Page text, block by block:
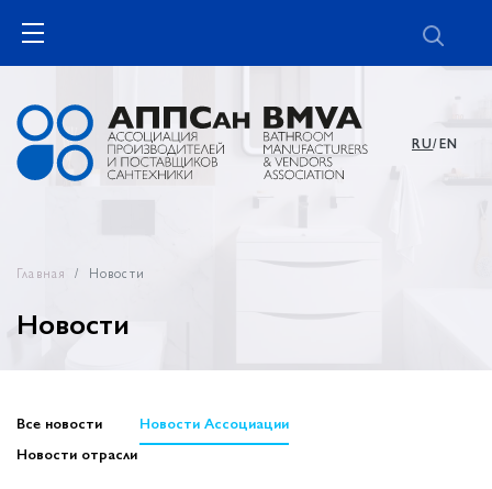
RU/EN
Главная Новости
Новости
Все новости
Новости Ассоциации
Новости отрасли